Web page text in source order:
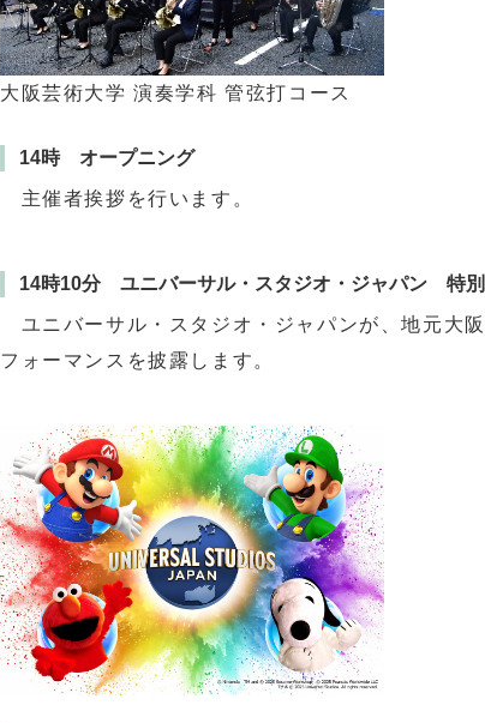
大阪芸術大学 演奏学科 管弦打コース
14時 オープニング
主催者挨拶を行います。
14時10分 ユニバーサル・スタジオ・ジャパン 特別
ユニバーサル・スタジオ・ジャパンが、地元大
フォーマンスを披露します。